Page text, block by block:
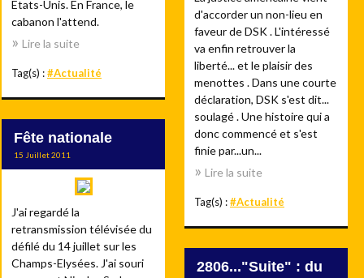
Etats-Unis. En France, le
cabanon l'attend.
Lire la suite
Tag(s) :#Actualité
d'accorder un non-lieu en
faveur de DSK . L'intéressé
va enfin retrouver la
liberté... et le plaisir des
menottes . Dans une courte
déclaration, DSK s'est dit...
soulagé . Une histoire qui a
donc commencé et s'est
finie par...un...
Lire la suite
Tag(s) :#Actualité
Fête nationale
15 Juillet 2011
J'ai regardé la
retransmission télévisée du
défilé du 14 juillet sur les
Champs-Elysées. J'ai souri
2806..."Suite" : du